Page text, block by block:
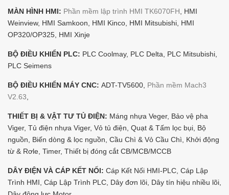
MÀN HÌNH HMI: Phần mềm lập trình HMI TK6070FH , HMI
Weinview, HMI Samkoon, HMI Kinco, HMI Mitsubishi, HMI
OP320/OP325, HMI Xinje
BỘ ĐIỀU KHIỂN PLC: PLC Coolmay, PLC Delta, PLC Mitsubishi,
PLC Seimens
BỘ ĐIỀU KHIỂN MÁY CNC: ADT-TV5600, Phần mềm Mach3
V2.63
THIẾT BỊ & VẬT TƯ TỦ ĐIỆN: Máng nhựa Veger, Bảo vệ pha
Viger, Tủ điện nhựa Viger, Vỏ tủ điện, Quạt & Tấm lọc bụi, Bộ
nguồn, Biến dòng & lọc nguồn, Cầu Chì & Vỏ Cầu Chì, Khởi động
từ & Rơle, Timer, Thiết bị đóng cắt CB/MCB/MCCB
DÂY ĐIỆN VÀ CÁP KẾT NỐI: Cáp Kết Nối HMI-PLC, Cáp Lập
Trình HMI, Cáp Lập Trình PLC, Dây đơn lõi, Dây tín hiệu nhiều lõi,